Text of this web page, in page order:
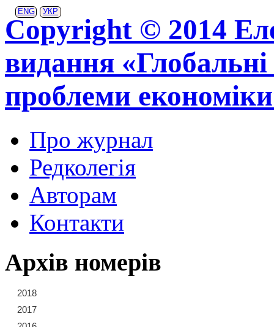
ENG УКР
Copyright © 2014
видання «Глобальні
проблеми
Про журнал
Редколегія
Авторам
Контакти
Архів номерів
2018
2017